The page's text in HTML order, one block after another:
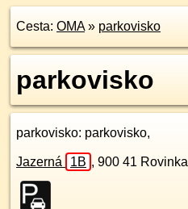
Cesta: OMA» parkovisko
parkovisko
parkovisko: parkovisko,
Jazerná 1B , 900 41 Rovinka